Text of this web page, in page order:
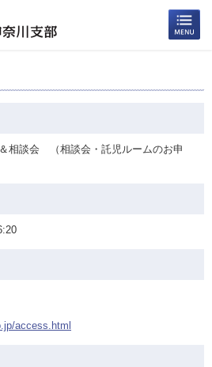
相談会 （相談会・託児ルームのお申
access.html